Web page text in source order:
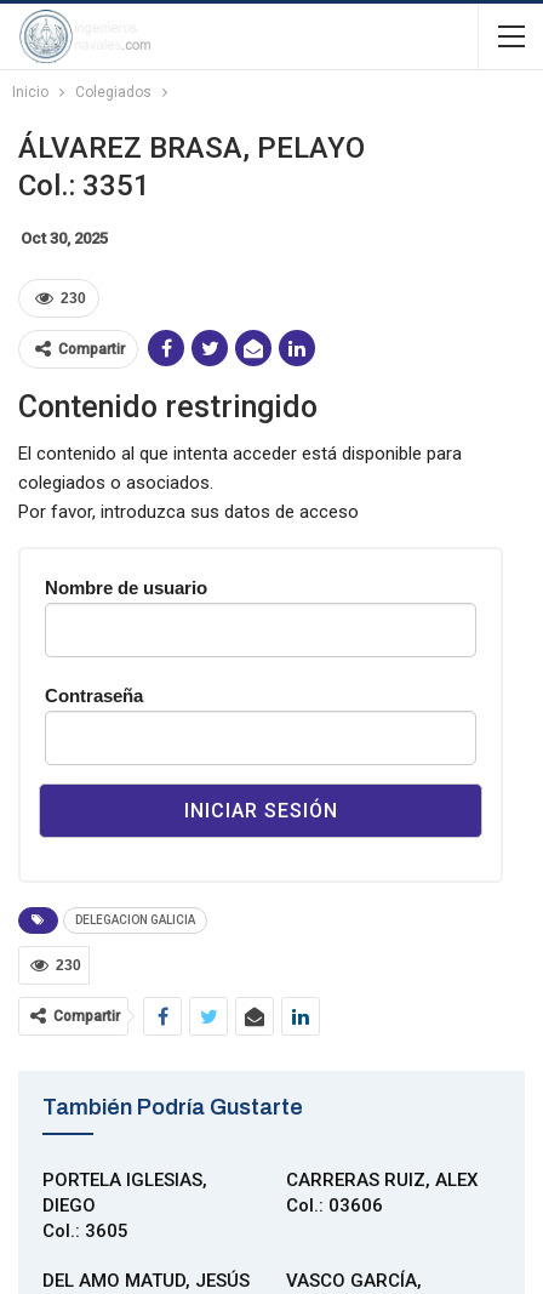
Inicio Colegiados
ÁLVAREZ BRASA, PELAYO
Col.: 3351
Oct 30, 2025
230
Compartir
Contenido restringido
El contenido al que intenta acceder está disponible para
colegiados o asociados.
Por favor, introduzca sus datos de acceso
Nombre de usuario
Contraseña
DELEGACION GALICIA
230
Compartir
También Podría Gustarte
PORTELA IGLESIAS,
DIEGO
Col.: 3605
CARRERAS RUIZ, ALEX
Col.: 03606
DEL AMO MATUD, JESÚS
VASCO GARCÍA,